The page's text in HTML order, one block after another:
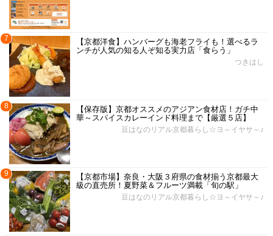
7
【京都洋食】ハンバーグも海老フライも！選べるラ
ンチが人気の知る人ぞ知る実力店「食らう」
つきはし
8
【保存版】京都オススメのアジアン食材店！ガチ中
華～スパイスカレーインド料理まで【厳選５店】
豆はなのリアル京都暮らし☆ヨ～イヤサ～♪
9
【京都市場】奈良・大阪３府県の食材揃う京都最大
級の直売所！夏野菜＆フルーツ満載「旬の駅」
豆はなのリアル京都暮らし☆ヨ～イヤサ～♪